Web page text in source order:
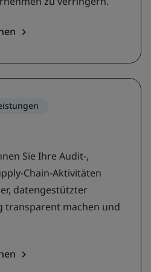
Sie Ihre Audit-,
Chain-Aktivitäten
datengestützter
transparent machen und